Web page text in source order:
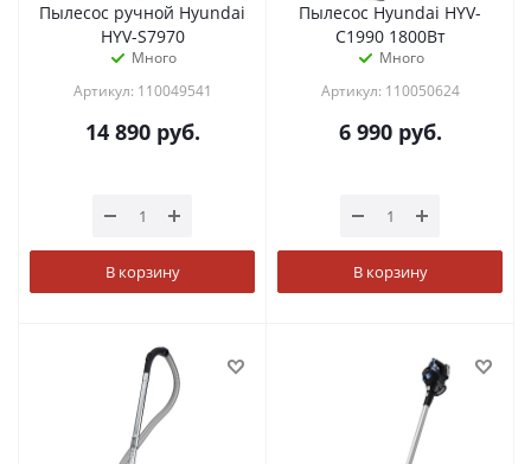
Пылесос ручной Hyundai
HYV-S7970
Много
Артикул: 110049541
14 890руб.
В корзину
Пылесос Hyundai HYV-
C1990 1800Вт
Много
Артикул: 110050624
6 990руб.
В корзину